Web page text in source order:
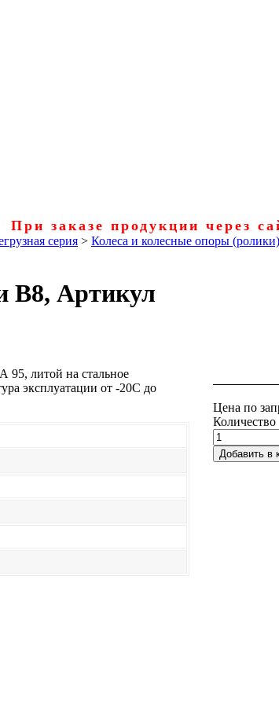
При заказе продукции через
серия > Колеса и колесные опоры
B8, Артикул
95, литой на стальное
эксплуатации от -20С до
Цена по
Количество
Добавить в